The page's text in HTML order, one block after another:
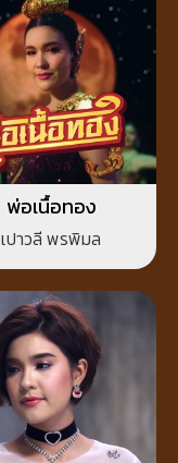
พ่อเนื้อทอง
เปาวลี พรพิมล